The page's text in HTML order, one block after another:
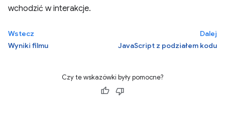
wchodzić w interakcje.
Wstecz
Wyniki filmu
Dalej
JavaScript z podziałem kodu
Czy te wskazówki były pomocne?